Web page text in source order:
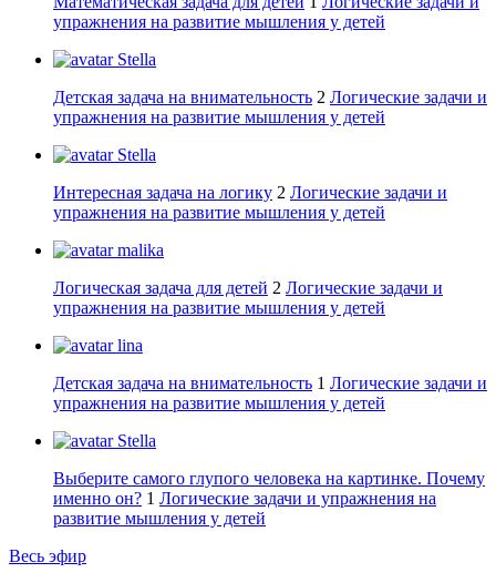
упражнения на развитие мышления у детей
Stella
Детская задача на внимательность 2 Логические задачи и
упражнения на развитие мышления у детей
Stella
Интересная задача на логику 2 Логические задачи и
упражнения на развитие мышления у детей
malika
Логическая задача для детей 2 Логические задачи и
упражнения на развитие мышления у детей
lina
Детская задача на внимательность 1 Логические задачи и
упражнения на развитие мышления у детей
Stella
Выберите самого глупого человека на картинке. Почему
именно он? 1 Логические задачи и упражнения на
развитие мышления у детей
Весь эфир